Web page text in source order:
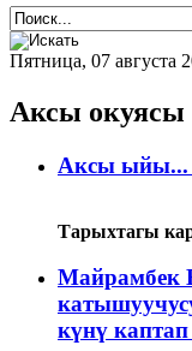
Пятница, 07 августа
Аксы окуясы
Аксы ыйы...
Тарыхтагы
Майрамбек
күнү